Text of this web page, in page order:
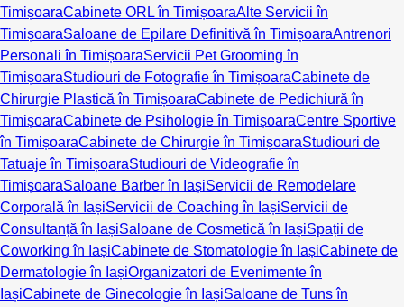
TimișoaraCabinete ORL în TimișoaraAlte Servicii în
TimișoaraSaloane de Epilare Definitivă în TimișoaraAntrenori
Personali în TimișoaraServicii Pet Grooming în
TimișoaraStudiouri de Fotografie în TimișoaraCabinete de
Chirurgie Plastică în TimișoaraCabinete de Pedichiură în
TimișoaraCabinete de Psihologie în TimișoaraCentre Sportive
în TimișoaraCabinete de Chirurgie în TimișoaraStudiouri de
Tatuaje în TimișoaraStudiouri de Videografie în
TimișoaraSaloane Barber în IașiServicii de Remodelare
Corporală în IașiServicii de Coaching în IașiServicii de
Consultanță în IașiSaloane de Cosmetică în IașiSpații de
Coworking în IașiCabinete de Stomatologie în IașiCabinete de
Dermatologie în IașiOrganizatori de Evenimente în
IașiCabinete de Ginecologie în IașiSaloane de Tuns în